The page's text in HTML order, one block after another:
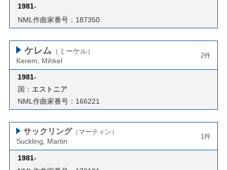
1981-
NML作曲家番号：187350
ケレム （ミーケル）
Kerem, Mihkel
2件
1981-
国： エストニア
NML作曲家番号：166221
サックリング （マーティン）
Suckling, Martin
1件
1981-